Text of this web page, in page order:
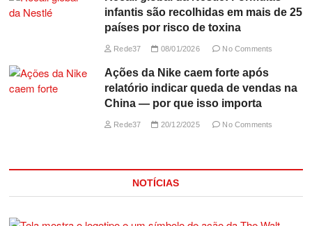
infantis são recolhidas em mais de 25
países por risco de toxina
Rede37 08/01/2026 No Comments
Ações da Nike caem forte após
relatório indicar queda de vendas na
China — por que isso importa
Rede37 20/12/2025 No Comments
NOTÍCIAS